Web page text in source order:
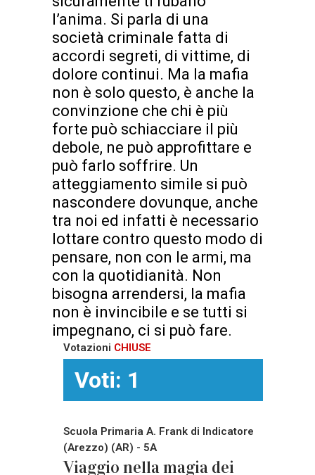
l’anima. Si parla di una
società criminale fatta di
accordi segreti, di vittime, di
dolore continui. Ma la mafia
non è solo questo, è anche la
convinzione che chi è più
forte può schiacciare il più
debole, ne può approfittare e
può farlo soffrire. Un
atteggiamento simile si può
nascondere dovunque, anche
tra noi ed infatti è necessario
lottare contro questo modo di
pensare, non con le armi, ma
con la quotidianità. Non
bisogna arrendersi, la mafia
non è invincibile e se tutti si
impegnano, ci si può fare.
Votazioni CHIUSE
Voti: 1
Scuola Primaria A. Frank di Indicatore
(Arezzo) (AR) - 5A
Viaggio nella magia dei